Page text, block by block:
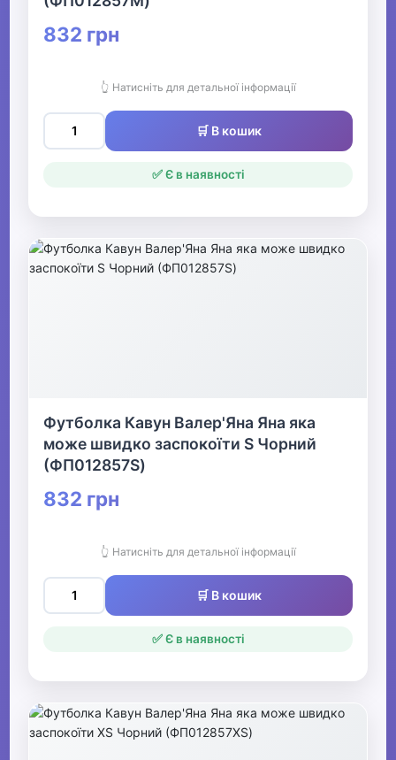
832 грн
👆 Натисніть для детальної інформації
🛒 В кошик
✅ Є в наявності
Футболка Кавун Валер'Яна Яна яка
може швидко заспокоїти S Чорний
(ФП012857S)
832 грн
👆 Натисніть для детальної інформації
🛒 В кошик
✅ Є в наявності